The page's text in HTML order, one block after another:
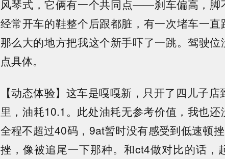
风琴式，它俩有一个共同点——刹车偏高，脚
经常开车的鞋整个后跟都脏，有一次堵车一
那么大的地方把我这个新手吓了一跳。驾驶
点具体。
【动态体验】这车是嘎嘎新，只开了四儿子
里，油耗10.1。此处油耗无参考价值，我也还
全程不超过40码，9at暂时没有感受到低速顿
挫，像被追尾一下那种。和ct4做对比的话，